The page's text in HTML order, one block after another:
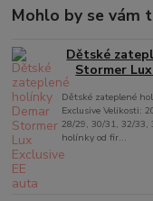
Mohlo by se vám
Dětské
Stormer
Dětské zateplené
Exclusive Velikosti:
28/29, 30/31, 32/33,
holínky od fir...